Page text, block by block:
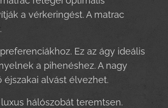
a vérkeringést. A matrac
Ez az ágy ideális
a pihenéshez. A nagy
alvást élvezhet.
hálószobát teremtsen.